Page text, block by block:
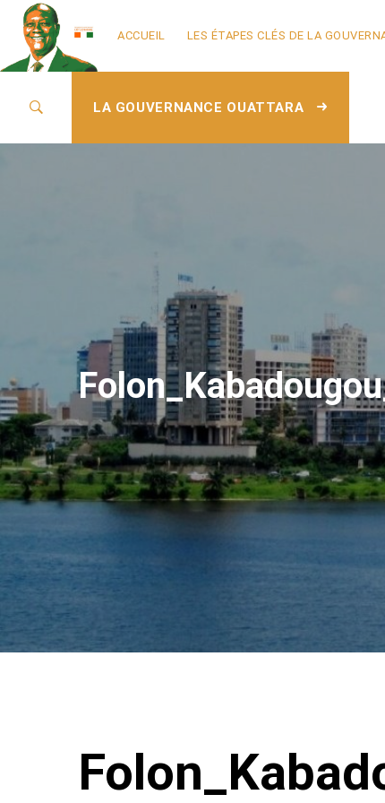
ACCUEIL LES ÉTAPES CLÉS DE LA
LA GOUVERNANCE OUATTARA